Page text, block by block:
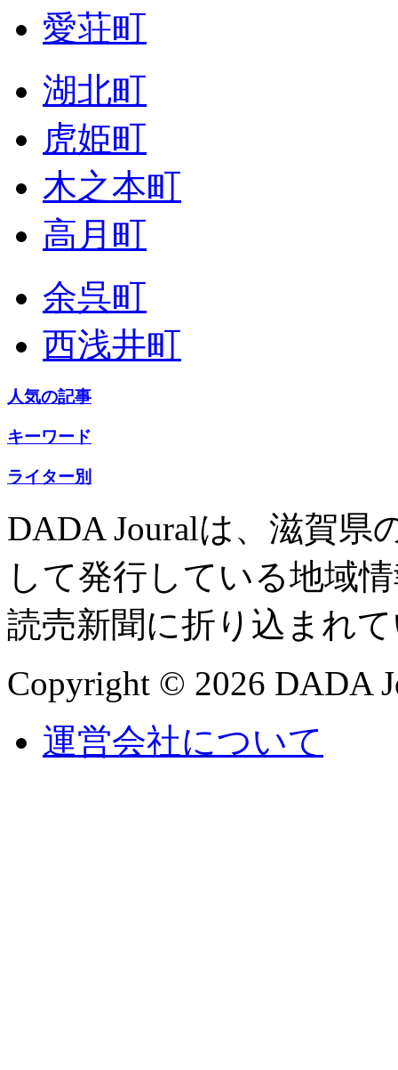
愛荘町
湖北町
虎姫町
木之本町
高月町
余呉町
西浅井町
人気の記事
キーワード
ライター別
DADA Jouralは、滋賀県
して発行している地域
読売新聞に折り込まれ
Copyright © 2026 DADA
運営会社について